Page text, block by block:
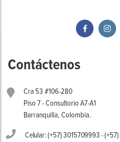
Contáctenos
Cra 53 #106-280
Piso 7 - Consultorio A7-A1
Barranquilla, Colombia.
Celular: (+57) 3015709993 -